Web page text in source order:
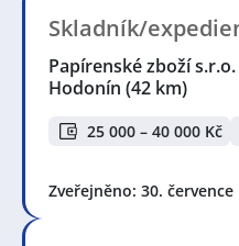
Skladník/
Papírenské zboží s.r.o.
Hodonín (42 km)
25 000 – 40 000 Kč
Zveřejněno: 30. července